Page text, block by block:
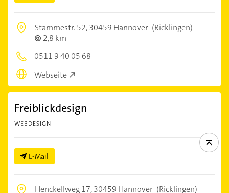
Stammestr. 52,30459 Hannover (Ricklingen)
2,8 km
0511 9 40 05 68
Webseite
Freiblickdesign
WEBDESIGN
E-Mail
Henckellweg 17,30459 Hannover (Ricklingen)